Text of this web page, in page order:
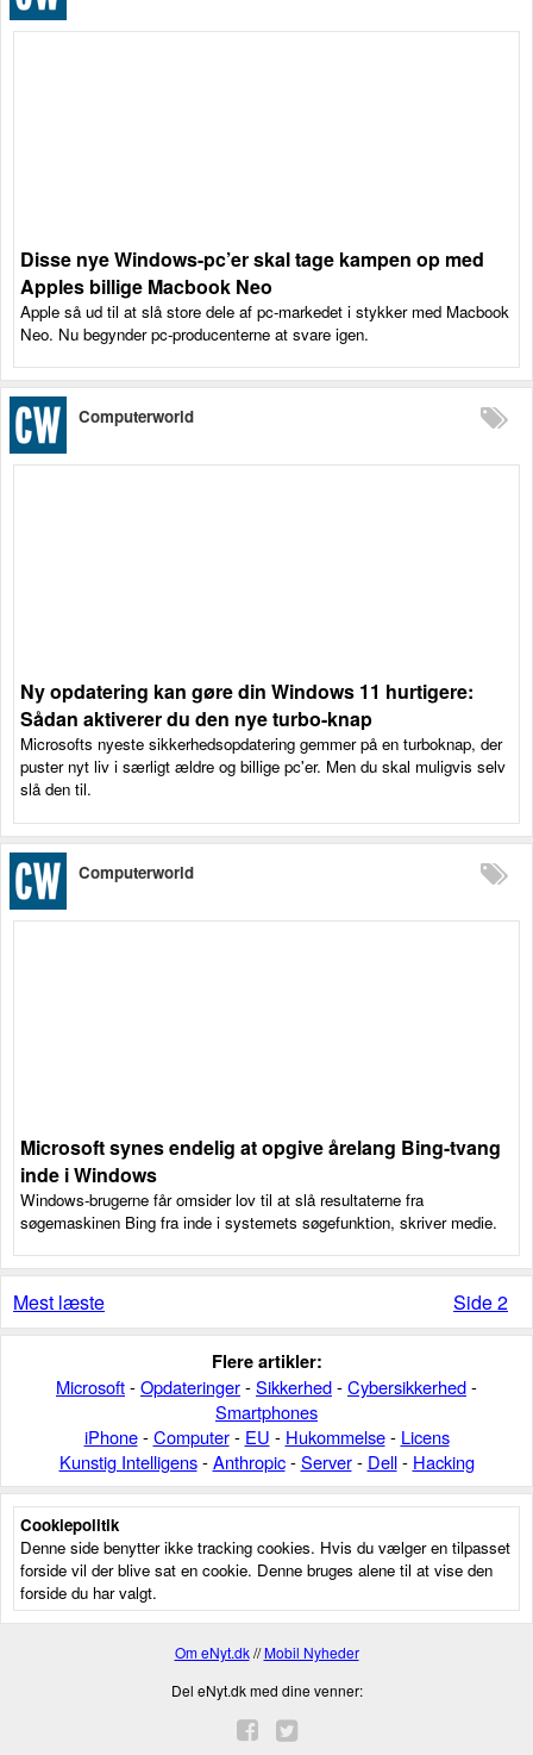
Disse nye Windows-pc’er skal tage kampen op med
Apples billige Macbook Neo
Apple så ud til at slå store dele af pc-markedet i stykker med Macbook
Neo. Nu begynder pc-producenterne at svare igen.
Computerworld
Ny opdatering kan gøre din Windows 11 hurtigere:
Sådan aktiverer du den nye turbo-knap
Microsofts nyeste sikkerhedsopdatering gemmer på en turboknap, der
puster nyt liv i særligt ældre og billige pc'er. Men du skal muligvis selv
slå den til.
Computerworld
Microsoft synes endelig at opgive årelang Bing-tvang
inde i Windows
Windows-brugerne får omsider lov til at slå resultaterne fra
søgemaskinen Bing fra inde i systemets søgefunktion, skriver medie.
Side 2
Mest læste
Flere artikler:
Microsoft-Opdateringer-Sikkerhed-Cybersikkerhed-
Smartphones
iPhone-Computer- EU - Hukommelse- Licens
Kunstig Intelligens-Anthropic-Server- Dell- Hacking
Cookiepolitik
Denne side benytter ikke tracking cookies. Hvis du vælger en tilpasset
forside vil der blive sat en cookie. Denne bruges alene til at vise den
forside du har valgt.
Om eNyt.dk//Mobil Nyheder
Del eNyt.dk med dine venner: